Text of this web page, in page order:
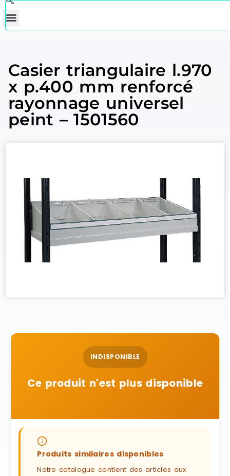
Casier triangulaire l.970
x p.400 mm renforcé
rayonnage universel
peint – 1501560
INDISPONIBLE
Ce produit n'est plus disponible
Produits similaires disponibles
Notre catalogue contient des articles aux